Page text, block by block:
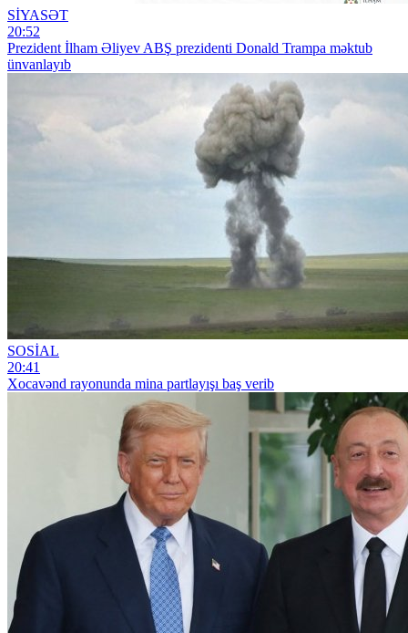
SİYASƏT
20:52
Prezident İlham Əliyev ABŞ prezidenti Donald Trampa məktub
ünvanlayıb
SOSİAL
20:41
Xocavənd rayonunda mina partlayışı baş verib